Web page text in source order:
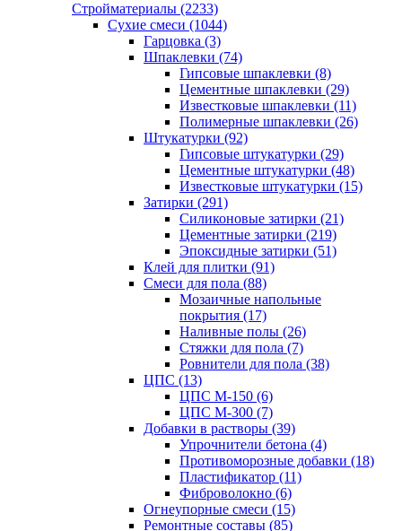
Стройматериалы (2233)
Сухие смеси (1044)
Гарцовка (3)
Шпаклевки (74)
Гипсовые шпаклевки (8)
Цементные шпаклевки (29)
Известковые шпаклевки (11)
Полимерные шпаклевки (26)
Штукатурки (92)
Гипсовые штукатурки (29)
Цементные штукатурки (48)
Известковые штукатурки (15)
Затирки (291)
Силиконовые затирки (21)
Цементные затирки (219)
Эпоксидные затирки (51)
Клей для плитки (91)
Смеси для пола (88)
Мозаичные напольные
покрытия (17)
Наливные полы (26)
Стяжки для пола (7)
Ровнители для пола (38)
ЦПС (13)
ЦПС М-150 (6)
ЦПС М-300 (7)
Добавки в растворы (39)
Упрочнители бетона (4)
Противоморозные добавки (18)
Пластификатор (11)
Фиброволокно (6)
Огнеупорные смеси (15)
Ремонтные составы (85)